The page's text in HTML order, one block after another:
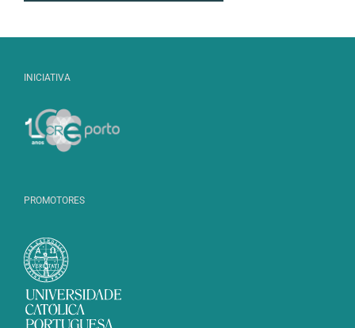
INICIATIVA
PROMOTORES